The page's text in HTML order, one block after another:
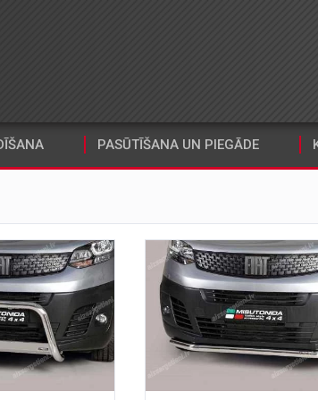
PASŪTĪŠANA UN PIEGĀDE